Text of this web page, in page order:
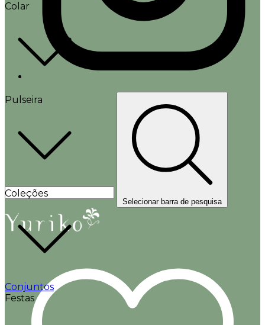
Colar
Pulseira
Coleções
Conjuntos
Festas
Selecionar barra de pesquisa